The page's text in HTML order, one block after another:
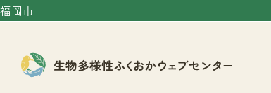
福岡市